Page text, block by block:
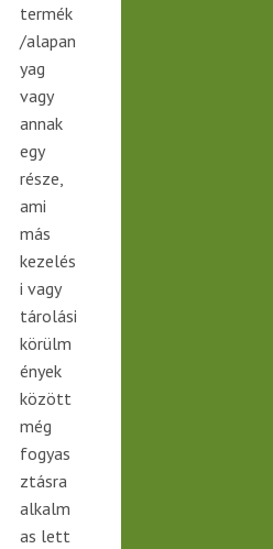
termék
/alapan
yag
vagy
annak
egy
része,
ami
más
kezelés
i vagy
tárolási
körülm
ények
között
még
fogyas
ztásra
alkalm
as lett